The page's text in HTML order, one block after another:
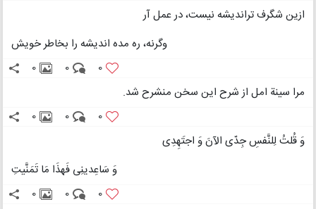
ازین شگرف تراندیشه نیست، در عمل آر
وگرنه، ره مده اندیشه را بخاطر خویش
0
0
0
مرا سینة امل از شرح این سخن منشرح شد.
0
0
0
وَ قُلتُ لِلنَّفسِ جِدّی الآنَ وَ اجتَهِدِی
وَ سَاعِدینِی فَهذَا مَا تَمَنَّیتِ
0
0
0